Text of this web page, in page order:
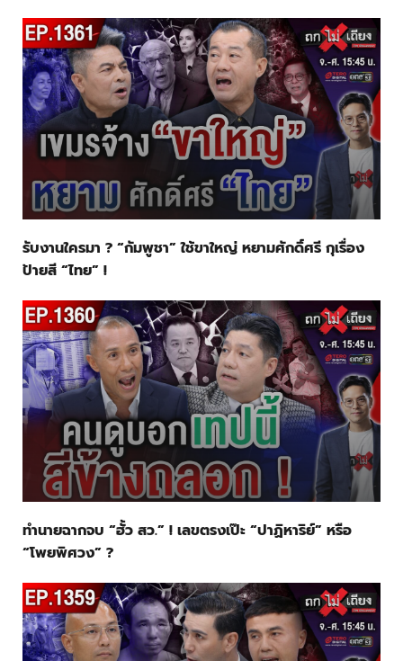
รับงานใครมา ? “กัมพูชา” ใช้ขาใหญ่ หยามศักดิ์ศรี กุเรื่อง
ป้ายสี “ไทย” !
ทำนายฉากจบ “ฮั้ว สว.” ! เลขตรงเป๊ะ “ปาฏิหาริย์” หรือ
“โพยพิศวง” ?